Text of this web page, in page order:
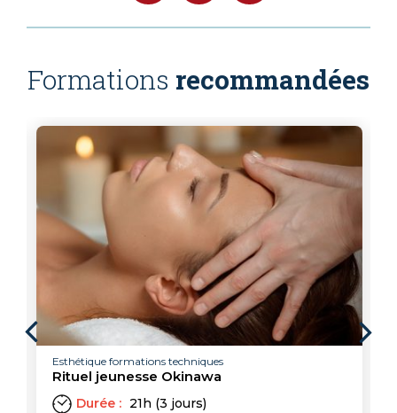
Formations recommandées
Esthétique formations techniques
Rituel jeunesse Okinawa
Durée :
21h (3 jours)